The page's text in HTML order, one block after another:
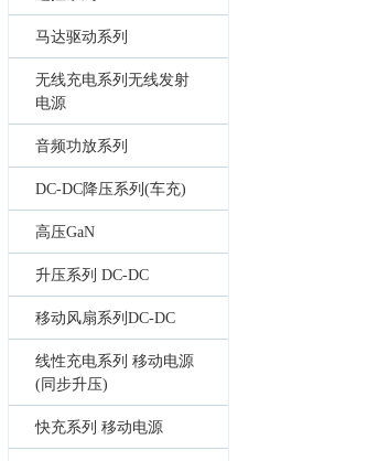
马达驱动系列
无线充电系列无线发射
电源
音频功放系列
DC-DC降压系列(车充)
高压GaN
升压系列 DC-DC
移动风扇系列DC-DC
线性充电系列 移动电源
(同步升压)
快充系列 移动电源